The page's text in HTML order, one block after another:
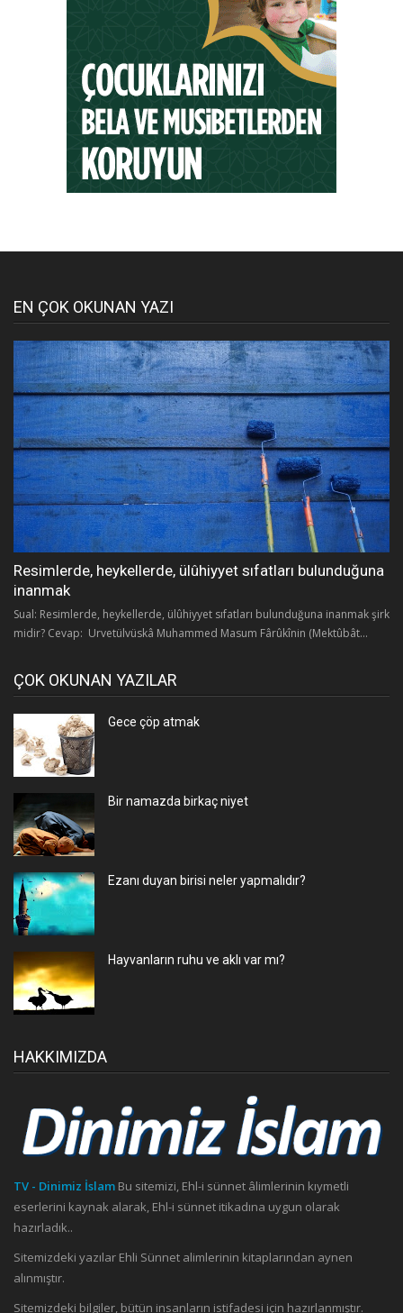
EN ÇOK OKUNAN YAZI
Resimlerde, heykellerde, ülûhiyyet sıfatları bulunduğuna
inanmak
Sual: Resimlerde, heykellerde, ülûhiyyet sıfatları bulunduğuna inanmak şirk
midir? Cevap: Urvetülvüskâ Muhammed Masum Fârûkînin (Mektûbât...
ÇOK OKUNAN YAZILAR
Gece çöp atmak
Bir namazda birkaç niyet
Ezanı duyan birisi neler yapmalıdır?
Hayvanların ruhu ve aklı var mı?
HAKKIMIZDA
TV - Dinimiz İslam Bu sitemizi, Ehl-i sünnet âlimlerinin kıymetli
eserlerini kaynak alarak, Ehl-i sünnet itikadına uygun olarak
hazırladık..
Sitemizdeki yazılar Ehli Sünnet alimlerinin kitaplarından aynen
alınmıştır.
Sitemizdeki bilgiler, bütün insanların istifadesi için hazırlanmıştır.